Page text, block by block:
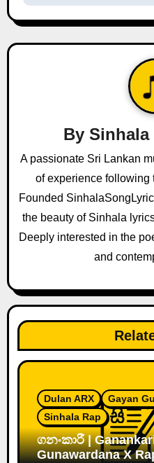
n
a
a
i
o
By
A passionate Sri Lankan
of experience following
Founded
the beauty of Sinhala
Deeply interested in the
and
Dulan ARX Gayan
Sinhala Rap
ගනංකාරී |
Gunawardana X